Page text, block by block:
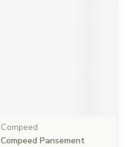
Compeed
Compeed Pansement